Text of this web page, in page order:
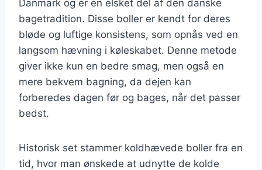
Danmark og er en elsket del af den danske
bagetradition. Disse boller er kendt for deres
bløde og luftige konsistens, som opnås ved en
langsom hævning i køleskabet. Denne metode
giver ikke kun en bedre smag, men også en
mere bekvem bagning, da dejen kan
forberedes dagen før og bages, når det passer
bedst.
Historisk set stammer koldhævede boller fra en
tid, hvor man ønskede at udnytte de kolde